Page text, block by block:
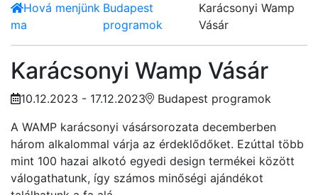
Hová menjünk
ma
Budapest
programok
Karácsonyi Wamp
Vásár
Karácsonyi Wamp Vásár
10.12.2023 - 17.12.2023
Budapest programok
A WAMP karácsonyi vásársorozata decemberben
három alkalommal várja az érdeklődőket. Ezúttal több
mint 100 hazai alkotó egyedi design termékei között
válogathatunk, így számos minőségi ajándékot